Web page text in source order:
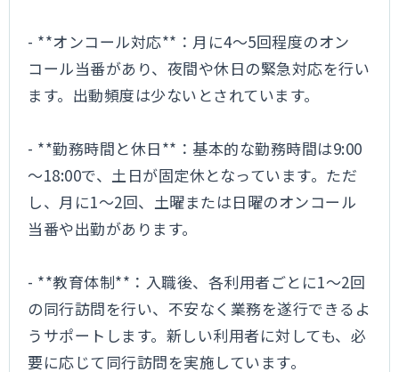
- **オンコール対応**：月に4～5回程度のオン
コール当番があり、夜間や休日の緊急対応を行い
ます。出動頻度は少ないとされています。
- **勤務時間と休日**：基本的な勤務時間は9:00
～18:00で、土日が固定休となっています。ただ
し、月に1～2回、土曜または日曜のオンコール
当番や出勤があります。
- **教育体制**：入職後、各利用者ごとに1～2回
の同行訪問を行い、不安なく業務を遂行できるよ
うサポートします。新しい利用者に対しても、必
要に応じて同行訪問を実施しています。